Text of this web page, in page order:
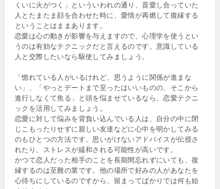
くいに火がつく」といういわれの通り、昔愛し合っていた
人とたまたま顔を合わせた時に、愛情が再燃して復縁する
ということはままあります。
恋愛は心の動きが影響を与えますので、心理学を使うとい
うのは有効なテクニックだと言えるのです。意識している
人と交際したいなら駆使してみましょう。
「惚れている人がいるけれど、思うように関係が進まな
い」、「やっとデートまで至ったはいいものの、そこから
進行しなくて焦る」と頭を悩ませているなら、恋愛テクニ
ックを活用してみましょう。
恋愛に対して悩みを背負い込んでいる人は、自分の中に閉
じこもったりせずに親しい友達などに心中を明かしてみる
のもひとつの方法です。思いがけないアドバイスが伝授さ
れたり、ストレスが緩和される可能性が高いです。
かつて恋人だった相手のことを長期間忘れずにいても、復
縁するのは至難の業です。他の場所で好みの人があなたを
心待ちにしているのですから、留まってばかりでは何も始